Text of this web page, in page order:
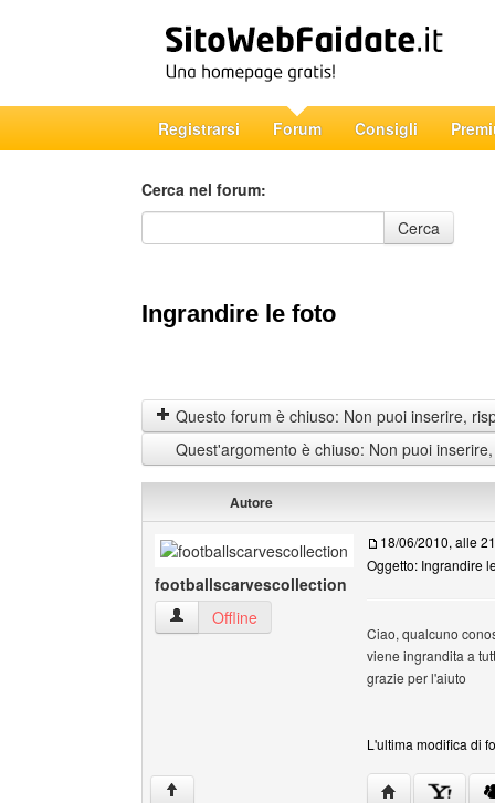
Registrarsi Forum Consigli
Cerca nel forum:
Cerca nel forum
Cerca
Ingrandire le foto
Questo forum è chiuso: Non puoi inserire,
Quest'argomento è chiuso: Non puoi
Autore
footballscarvescollection
footballscarvescollection Profilo
Offline
18/06/2010, alle
Oggetto: Ingrandire
Ciao, qualcuno
viene ingrandita a
grazie per l'aiuto
L'ultima modifica di
↑ HomePage: